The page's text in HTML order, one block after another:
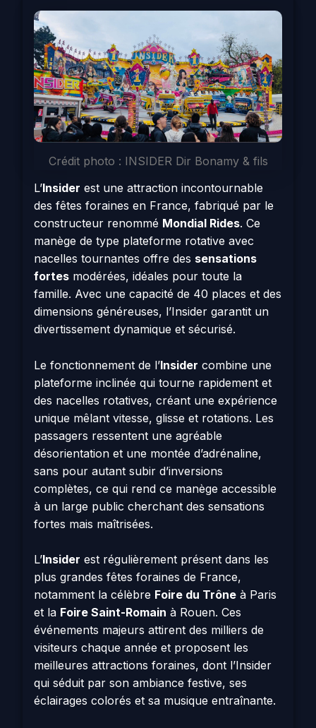
Crédit photo : INSIDER Dir Bonamy & fils
L’Insider est une attraction incontournable
des fêtes foraines en France, fabriqué par le
constructeur renommé Mondial Rides. Ce
manège de type plateforme rotative avec
nacelles tournantes offre des sensations
fortes modérées, idéales pour toute la
famille. Avec une capacité de 40 places et des
dimensions généreuses, l’Insider garantit un
divertissement dynamique et sécurisé.
Le fonctionnement de l’Insider combine une
plateforme inclinée qui tourne rapidement et
des nacelles rotatives, créant une expérience
unique mêlant vitesse, glisse et rotations. Les
passagers ressentent une agréable
désorientation et une montée d’adrénaline,
sans pour autant subir d’inversions
complètes, ce qui rend ce manège accessible
à un large public cherchant des sensations
fortes mais maîtrisées.
L’Insider est régulièrement présent dans les
plus grandes fêtes foraines de France,
notamment la célèbre Foire du Trône à Paris
et la Foire Saint-Romain à Rouen. Ces
événements majeurs attirent des milliers de
visiteurs chaque année et proposent les
meilleures attractions foraines, dont l’Insider
qui séduit par son ambiance festive, ses
éclairages colorés et sa musique entraînante.